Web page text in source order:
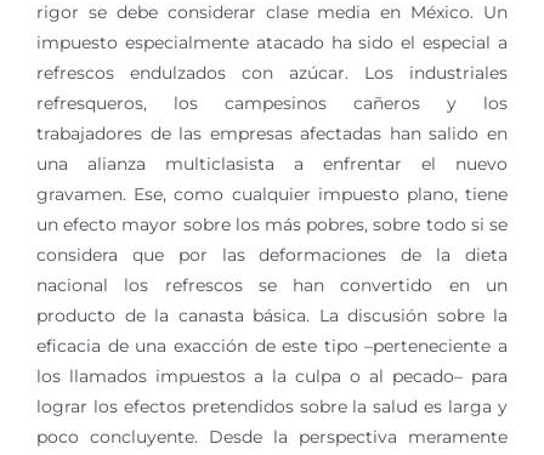
rigor se debe considerar clase media en México. Un
impuesto especialmente atacado ha sido el especial a
refrescos endulzados con azúcar. Los industriales
refresqueros, los campesinos cañeros y los
trabajadores de las empresas afectadas han salido en
una alianza multiclasista a enfrentar el nuevo
gravamen. Ese, como cualquier impuesto plano, tiene
un efecto mayor sobre los más pobres, sobre todo si se
considera que por las deformaciones de la dieta
nacional los refrescos se han convertido en un
producto de la canasta básica. La discusión sobre la
eficacia de una exacción de este tipo –perteneciente a
los llamados impuestos a la culpa o al pecado– para
lograr los efectos pretendidos sobre la salud es larga y
poco concluyente. Desde la perspectiva meramente